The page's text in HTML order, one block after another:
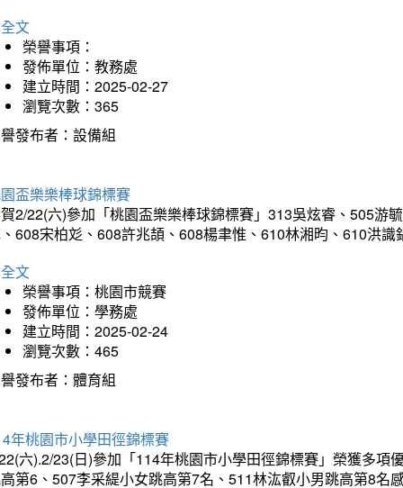
文
榮譽事項：
發佈單位：教務處
建立時間：2025-02-27
瀏覽次數：365
發布者：設備組
盃樂樂棒球錦標賽
2/22(六)參加「桃園盃樂樂棒球錦標賽」313吳炫睿、505游
608宋柏彣、608許兆頡、608楊聿惟、610林湘昀、610洪
文
榮譽事項：桃園市競賽
發佈單位：學務處
建立時間：2025-02-24
瀏覽次數：465
發布者：體育組
年桃園市小學田徑錦標賽
六).2/23(日)參加「114年桃園市小學田徑錦標賽」榮獲多
第6、507李采緹小女跳高第7名、511林汯叡小男跳高第8名